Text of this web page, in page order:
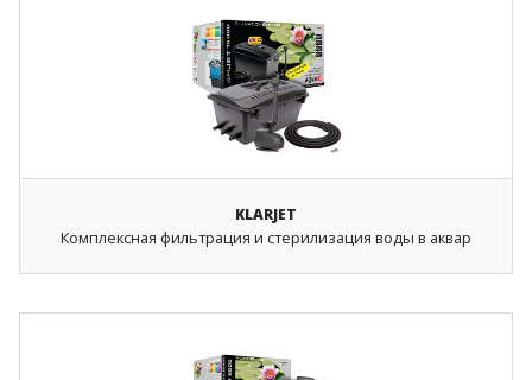
KLARJET
Комплексная фильтрация и стерилизация воды в аквар